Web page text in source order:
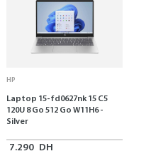
HP
Laptop 15-fd0627nk 15 C5
120U 8 Go 512 Go W11H6 -
Silver
7.290 DH